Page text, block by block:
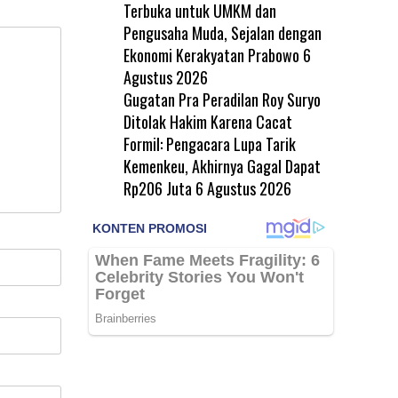
Terbuka untuk UMKM dan
Pengusaha Muda, Sejalan dengan
Ekonomi Kerakyatan Prabowo 6
Agustus 2026
Gugatan Pra Peradilan Roy Suryo
Ditolak Hakim Karena Cacat
Formil: Pengacara Lupa Tarik
Kemenkeu, Akhirnya Gagal Dapat
Rp206 Juta 6 Agustus 2026